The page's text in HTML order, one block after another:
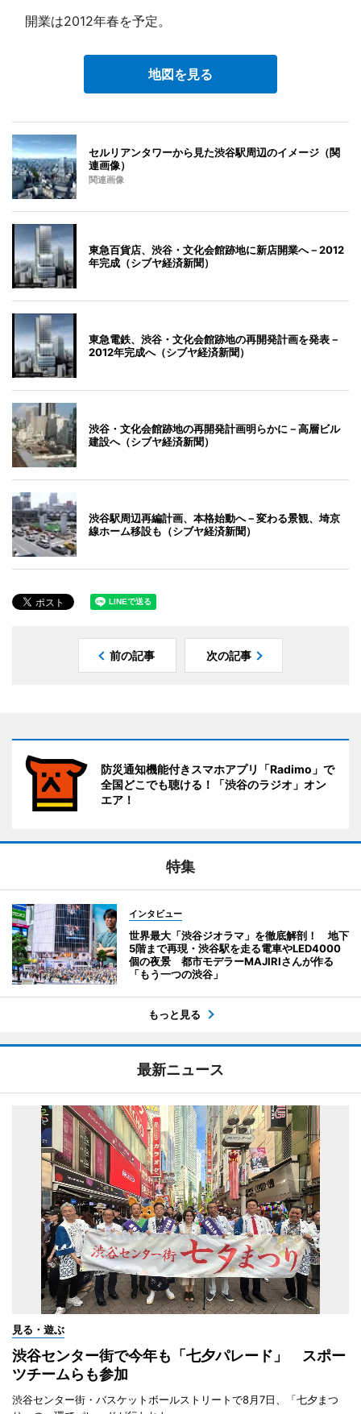
開業は2012年春を予定。
地図を見る
セルリアンタワーから見た渋谷駅周辺のイメージ（関
連画像）
関連画像
東急百貨店、渋谷・文化会館跡地に新店開業へ－2012
年完成（シブヤ経済新聞）
東急電鉄、渋谷・文化会館跡地の再開発計画を発表－
2012年完成へ（シブヤ経済新聞）
渋谷・文化会館跡地の再開発計画明らかに－高層ビル
建設へ（シブヤ経済新聞）
渋谷駅周辺再編計画、本格始動へ－変わる景観、埼京
線ホーム移設も（シブヤ経済新聞）
前の記事 次の記事
防災通知機能付きスマホアプリ「Radimo」で
全国どこでも聴ける！「渋谷のラジオ」オン
エア！
特集
インタビュー
世界最大「渋谷ジオラマ」を徹底解剖！ 地下
5階まで再現・渋谷駅を走る電車やLED4000
個の夜景 都市モデラーMAJIRIさんが作る
「もう一つの渋谷」
もっと見る
最新ニュース
見る・遊ぶ
渋谷センター街で今年も「七夕パレード」 スポー
ツチームらも参加
渋谷センター街・バスケットボールストリートで8月7日、「七夕まつ